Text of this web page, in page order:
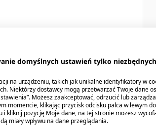
produkty Mogą Cię
domyślnych ustawień tylko
na urządzeniu, takich jak unikalne identyfikatory w
Niektórzy dostawcy mogą przetwarzać Twoje dane
Możesz zaakceptować, odrzucić lub
momencie, klikając przycisk odcisku palca w lewym
kliknij pozycję Moje dane, na tej stronie możesz
miały wpływu na dane przeglądania.